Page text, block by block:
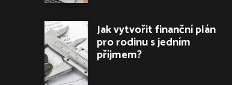
Jak vytvořit finanční plán
pro rodinu s jedním
příjmem?